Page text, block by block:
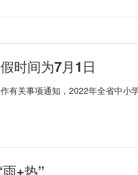
时间为7月1日
有关事项通知，2022年全省中小
+热”